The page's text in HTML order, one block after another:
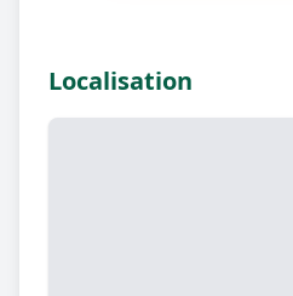
Localisation